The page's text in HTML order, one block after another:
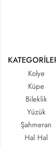
Kolye
Küpe
Bileklik
Yüzük
Şahmeran
Hal Hal